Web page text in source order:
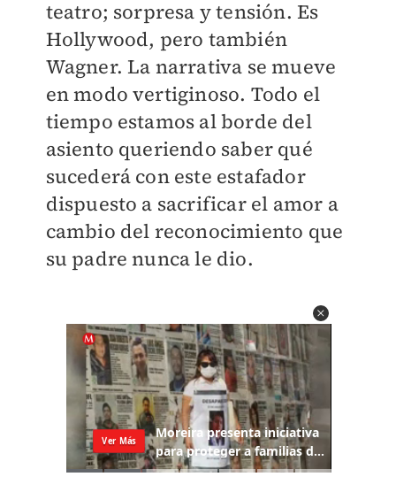
teatro; sorpresa y tensión. Es
Hollywood, pero también
Wagner. La narrativa se mueve
en modo vertiginoso. Todo el
tiempo estamos al borde del
asiento queriendo saber qué
sucederá con este estafador
dispuesto a sacrificar el amor a
cambio del reconocimiento que
su padre nunca le dio.